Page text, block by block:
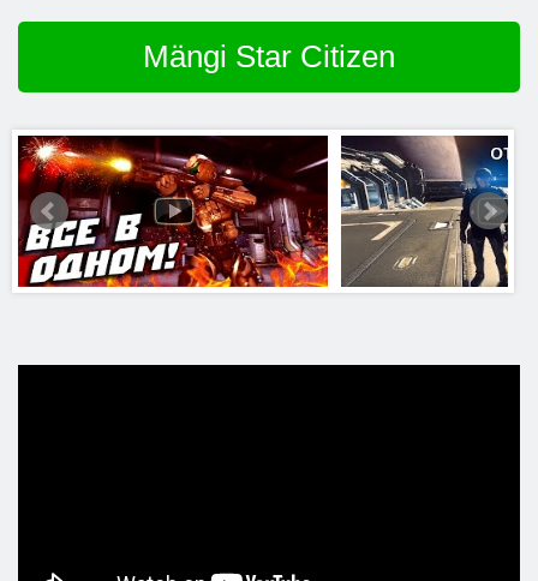
Mängi Star Citizen